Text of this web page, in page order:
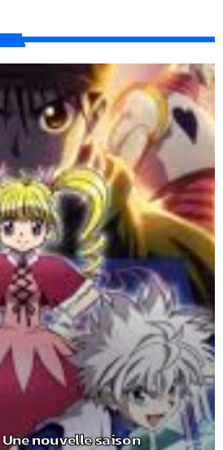
nouvelle saison